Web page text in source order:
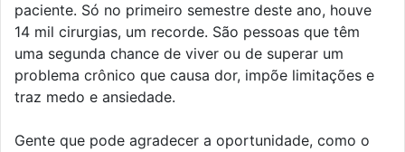
paciente. Só no primeiro semestre deste ano, houve
14 mil cirurgias, um recorde. São pessoas que têm
uma segunda chance de viver ou de superar um
problema crônico que causa dor, impõe limitações e
traz medo e ansiedade.
Gente que pode agradecer a oportunidade, como o